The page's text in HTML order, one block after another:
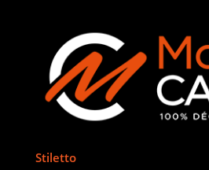
Stiletto